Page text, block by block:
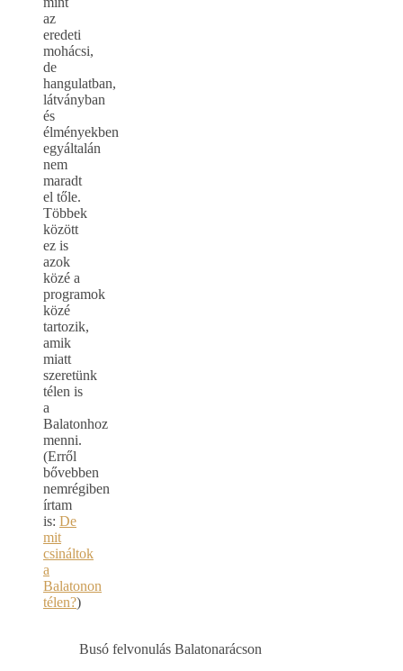
az
eredeti
mohácsi,
de
hangulatban,
látványban
és
élményekben
egyáltalán
nem
maradt
el tőle.
Többek
között
ez is
azok
közé a
programok
közé
tartozik,
amik
miatt
szeretünk
télen is
a
Balatonhoz
menni.
(Erről
bővebben
nemrégiben
írtam
is: De
mit
csináltok
a
Balatonon
télen?)
Busó felvonulás Balatonarácson